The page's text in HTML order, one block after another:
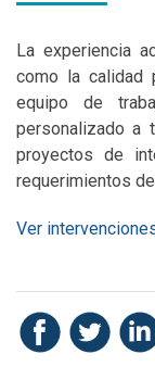
La experiencia
como la calidad
equipo de
personalizado a
proyectos de
requerimientos
Ver